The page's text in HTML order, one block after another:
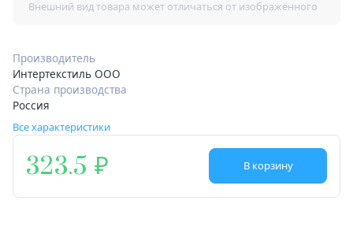
Производитель
Интертекстиль ООО
Страна производства
Россия
Все характеристики
323.5 В корзину